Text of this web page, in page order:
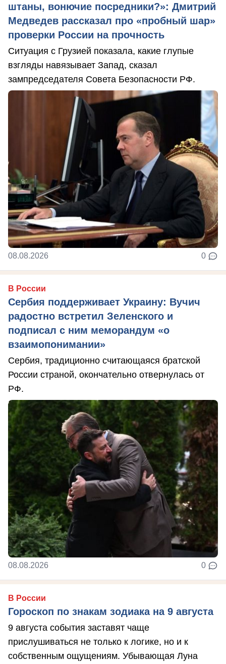
штаны, вонючие посредники?»: Дмитрий
Медведев рассказал про «пробный шар»
проверки России на прочность
Ситуация с Грузией показала, какие глупые
взгляды навязывает Запад, сказал
зампредседателя Совета Безопасности РФ.
08.08.2026 0
В России
Сербия поддерживает Украину: Вучич
радостно встретил Зеленского и
подписал с ним меморандум «о
взаимопонимании»
Сербия, традиционно считающаяся братской
России страной, окончательно отвернулась от
РФ.
08.08.2026 0
В России
Гороскоп по знакам зодиака на 9 августа
9 августа события заставят чаще
прислушиваться не только к логике, но и к
собственным ощущениям. Убывающая Луна